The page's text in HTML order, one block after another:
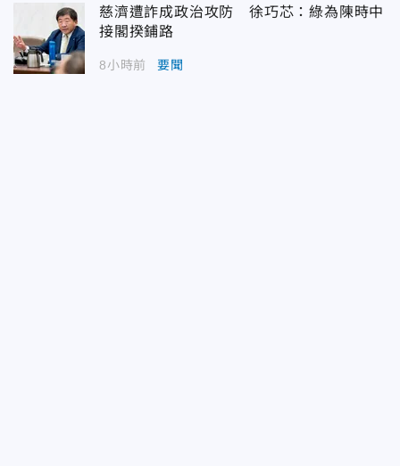
慈濟遭詐成政治攻防 徐巧芯：綠為陳時中
接閣揆鋪路
8小時前 要聞